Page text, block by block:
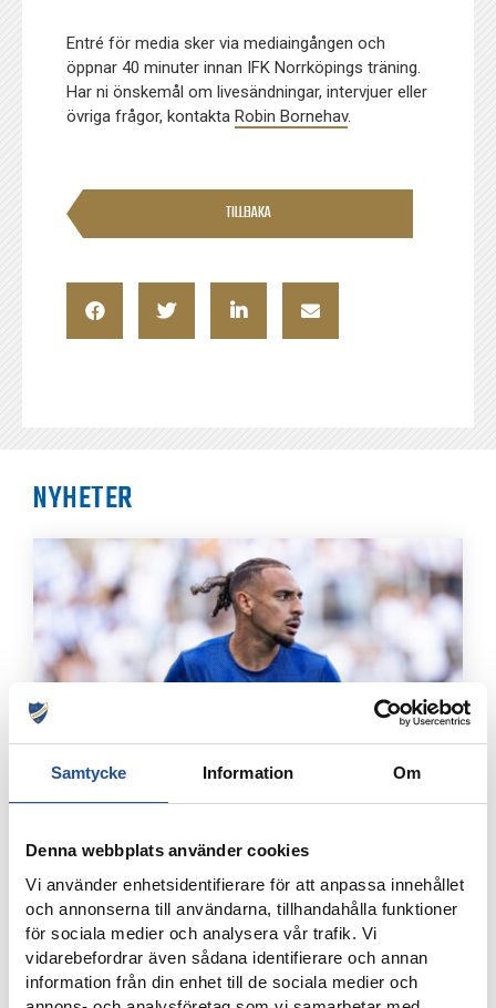
Samtycke Information Om
Denna webbplats använder cookies
Vi använder enhetsidentifierare för att anpassa innehållet
och annonserna till användarna, tillhandahålla funktioner
för sociala medier och analysera vår trafik. Vi
vidarebefordrar även sådana identifierare och annan
information från din enhet till de sociala medier och
Entré för media sker via mediaingången och
öppnar 40 minuter innan IFK Norrköpings träning.
Har ni önskemål om livesändningar, intervjuer eller
övriga frågor, kontaktaRobin Bornehav.
TILLBAKA
NYHETER